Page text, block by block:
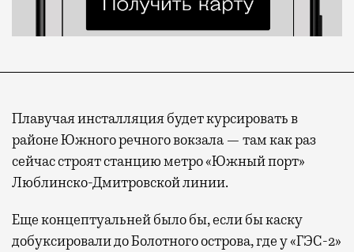
Плавучая инсталляция будет курсировать в
районе Южного речного вокзала — там как раз
сейчас строят станцию метро «Южный порт»
Люблинско-Дмитровской линии.
Еще концептуальней было бы, если бы каску
добуксировали до Болотного острова, где у «ГЭС-2»